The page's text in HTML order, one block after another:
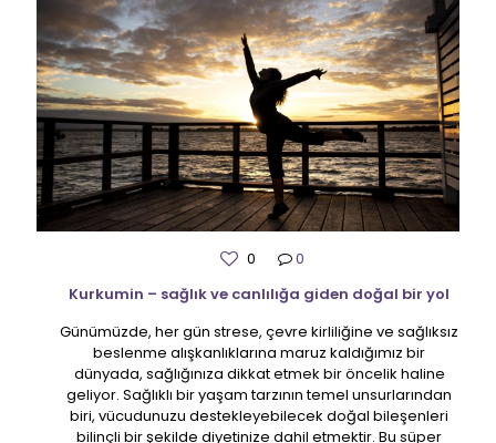
0
0
Kurkumin – sağlık ve canlılığa giden doğal bir yol
Günümüzde, her gün strese, çevre kirliliğine ve sağlıksız
beslenme alışkanlıklarına maruz kaldığımız bir
dünyada, sağlığınıza dikkat etmek bir öncelik haline
geliyor. Sağlıklı bir yaşam tarzının temel unsurlarından
biri, vücudunuzu destekleyebilecek doğal bileşenleri
bilinçli bir şekilde diyetinize dahil etmektir. Bu süper